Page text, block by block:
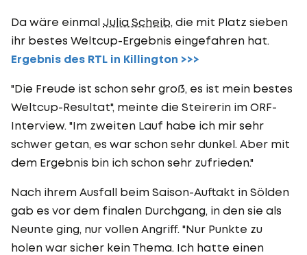
Da wäre einmal Julia Scheib, die mit Platz sieben
ihr bestes Weltcup-Ergebnis eingefahren hat.
Ergebnis des RTL in Killington >>>
"Die Freude ist schon sehr groß, es ist mein bestes
Weltcup-Resultat", meinte die Steirerin im ORF-
Interview. "Im zweiten Lauf habe ich mir sehr
schwer getan, es war schon sehr dunkel. Aber mit
dem Ergebnis bin ich schon sehr zufrieden."
Nach ihrem Ausfall beim Saison-Auftakt in Sölden
gab es vor dem finalen Durchgang, in den sie als
Neunte ging, nur vollen Angriff. "Nur Punkte zu
holen war sicher kein Thema. Ich hatte einen